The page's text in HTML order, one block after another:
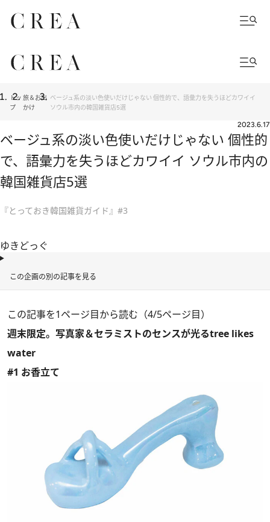
トッ
プ
旅＆お出
かけ
ベージュ系の淡い色使いだけじゃない 個性的で、語彙力を失うほどカワイイ
ソウル市内の韓国雑貨店5選
2023.6.17
ベージュ系の淡い色使いだけじゃない 個性的
で、語彙力を失うほどカワイイ ソウル市内の
韓国雑貨店5選
『とっておき韓国雑貨ガイド』#3
ゆきどっぐ
この企画の別の記事を見る
この記事を1ページ目から読む（4/5ページ目）
週末限定。写真家＆セラミストのセンスが光るtree likes
water
#1 お香立て